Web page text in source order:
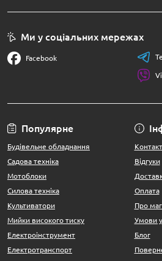
Популярне
Будівельне обладнання
Садова техніка
Мотоблоки
Силова техніка
Культиватори
Мийки високого тиску
Електроінструмент
Електротранспорт
Відгуки
Оплата
Про
Умови
Блог
Ми у соціальних мережах
Facebook